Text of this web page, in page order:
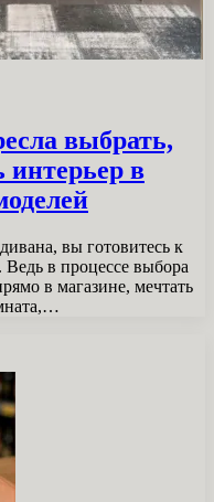
выбрать,
интерьер в
вы готовитесь к
в процессе выбора
в магазине, мечтать